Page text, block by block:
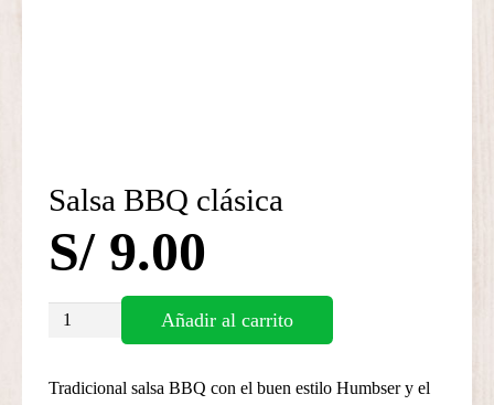
Salsa BBQ clásica
S/9.00
Salsa
Añadir al carrito
Tradicional salsa BBQ con el buen estilo Humbser y el